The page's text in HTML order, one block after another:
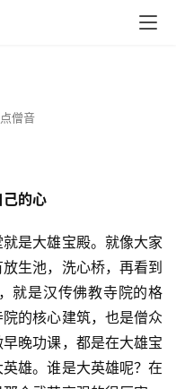
僧音
的心
是大雄宝殿。就像大家
生池，洗心桥，再看到
就是汉传佛教寺院的格
的核心建筑，也是僧众
晚功课，都是在大雄宝
雄。谁是大英雄呢？在